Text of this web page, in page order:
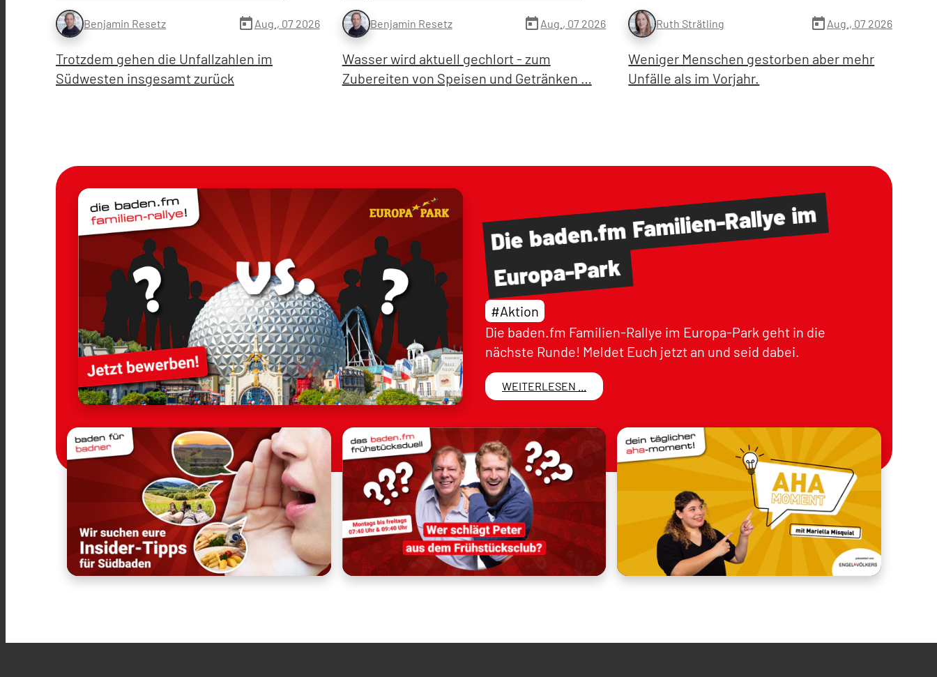
Benjamin Resetz today Aug., 07 2026
Trotzdem gehen die Unfallzahlen im
Südwesten insgesamt zurück
Benjamin Resetz todayAug., 07 2026
Wasser wird aktuell gechlort - zum
Zubereiten von Speisen und Getränken …
Ruth Strätling today Aug., 07 2026
Weniger Menschen gestorben aber mehr
Unfälle als im Vorjahr.
Die baden.fmFamilien-Rallyeim
Europa-Park
#Aktion
Die baden.fm Familien-Rallye im Europa-Park geht in die
nächste Runde! Meldet Euch jetzt an und seid dabei.
WEITERLESEN ...